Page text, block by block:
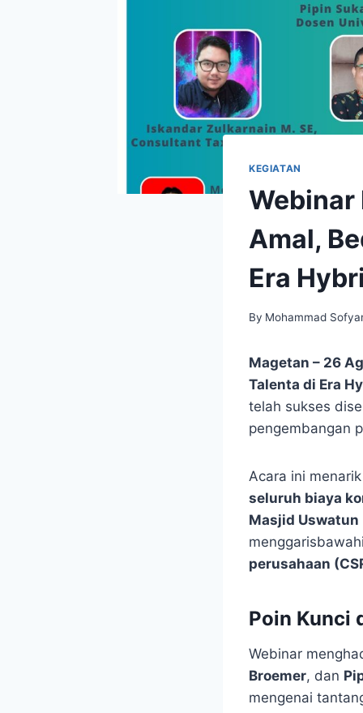
KEGIATAN
Webinar
Amal,
Era
By Mohammad
Magetan – 26
Talenta di Era
telah sukses
pengembangan
Acara ini
seluruh biaya
Masjid Uswatun
perusahaan
Poin Kunci
Webinar
Broemer, dan
mengenai